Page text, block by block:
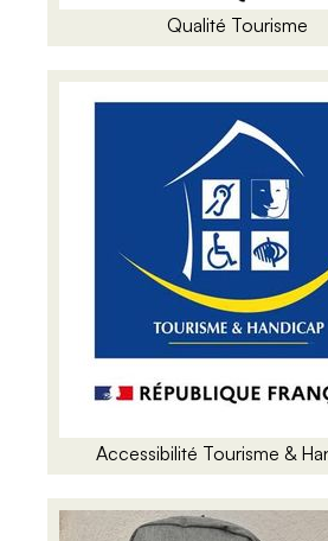
Qualité Tourisme
Accessibilité Tourisme &